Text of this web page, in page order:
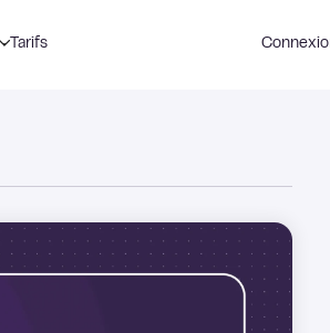
Tarifs